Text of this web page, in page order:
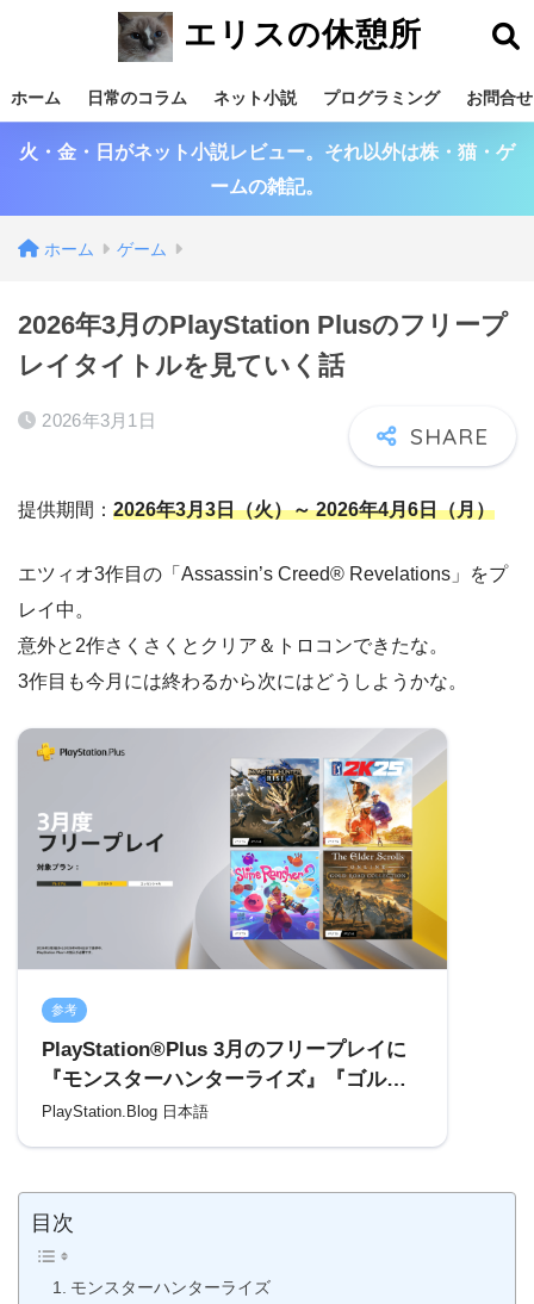
エリスの休憩所
ホーム 日常のコラム ネット小説 プログラミング お問合せ
火・金・日がネット小説レビュー。それ以外は株・猫・ゲ
ームの雑記。
ホーム ゲーム
2026年3月のPlayStation Plusのフリープ
レイタイトルを見ていく話
2026年3月1日
提供期間： 2026年3月3日（火）～ 2026年4月6日（月）
エツィオ3作目の「Assassin’s Creed® Revelations」をプ
レイ中。
意外と2作さくさくとクリア＆トロコンできたな。
3作目も今月には終わるから次にはどうしようかな。
参考
PlayStation®Plus 3月のフリープレイに
『モンスターハンターライズ』『ゴルフ
PGAツアー 2K25』『Slime Rancher 2』
PlayStation.Blog 日本語
目次
モンスターハンターライズ